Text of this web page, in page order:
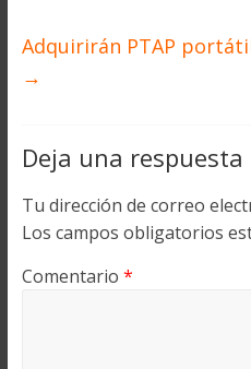
Adquirirán PTAP
→
Deja una respuesta
Tu dirección de correo
Los campos obligatorios
Comentario *